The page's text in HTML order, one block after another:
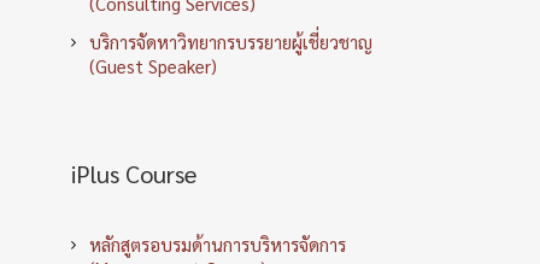
บริการจัดหาวิทยากรบรรยายผู้เชี่ยวชาญ
(Guest Speaker)
iPlus Course
หลักสูตรอบรมด้านการบริหารจัดการ